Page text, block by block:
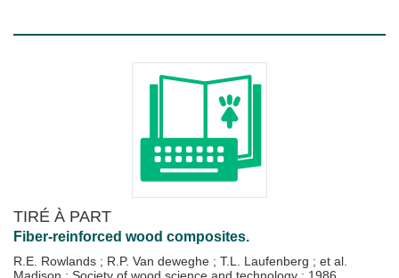
TIRÉ À PART
Fiber-reinforced wood composites.
R.E. Rowlands ; R.P. Van deweghe ; T.L. Laufenberg ; et al.